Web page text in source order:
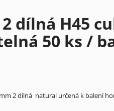
dílná H45
50 ks /
2 dílná natural určená k balení